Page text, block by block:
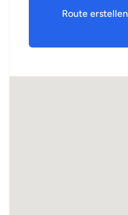
Route erstellen